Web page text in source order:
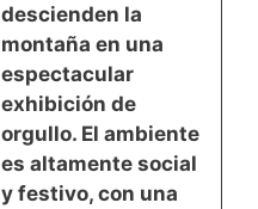
descienden la
montaña en una
espectacular
exhibición de
orgullo. El ambiente
es altamente social
y festivo, con una